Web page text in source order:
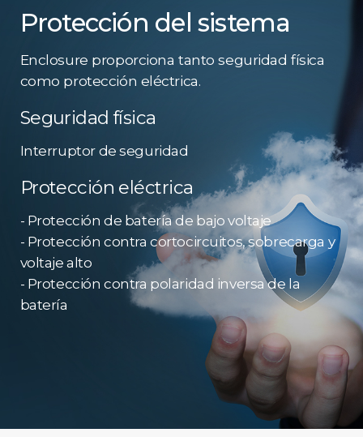
Protección del sistema
Enclosure proporciona tanto seguridad física
como protección eléctrica.
Seguridad física
Interruptor de seguridad
Protección eléctrica
- Protección de batería de bajo voltaje
- Protección contra cortocircuitos, sobrecarga y
voltaje alto
- Protección contra polaridad inversa de la
batería